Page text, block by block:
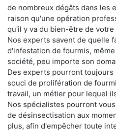
de nombreux dégâts dans les
raison qu'une opération
qu'il y va du bien-être de
Nos experts savent de quelle
d'infestation de fourmis,
société, peu importe son
Des experts pourront toujours
souci de prolifération de
travail, un métier pour lequel
Nos spécialistes pourront
de désinsectisation aux
plus, afin d'empêcher toute